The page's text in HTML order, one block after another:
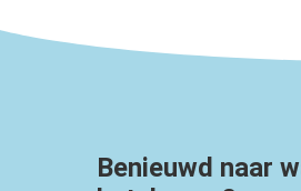
Benieuwd naar